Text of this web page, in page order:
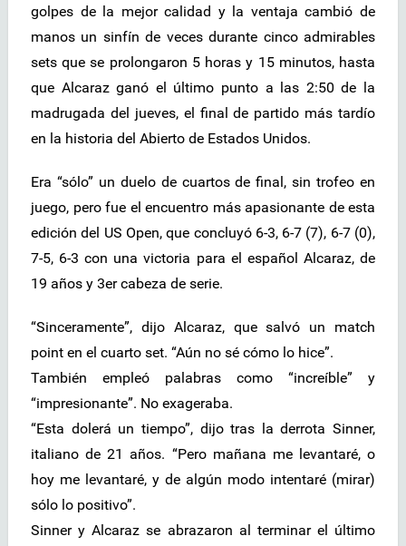
golpes de la mejor calidad y la ventaja cambió de
manos un sinfín de veces durante cinco admirables
sets que se prolongaron 5 horas y 15 minutos, hasta
que Alcaraz ganó el último punto a las 2:50 de la
madrugada del jueves, el final de partido más tardío
en la historia del Abierto de Estados Unidos.
Era “sólo” un duelo de cuartos de final, sin trofeo en
juego, pero fue el encuentro más apasionante de esta
edición del US Open, que concluyó 6-3, 6-7 (7), 6-7 (0),
7-5, 6-3 con una victoria para el español Alcaraz, de
19 años y 3er cabeza de serie.
“Sinceramente”, dijo Alcaraz, que salvó un match
point en el cuarto set. “Aún no sé cómo lo hice”.
También empleó palabras como “increíble” y
“impresionante”. No exageraba.
“Esta dolerá un tiempo”, dijo tras la derrota Sinner,
italiano de 21 años. “Pero mañana me levantaré, o
hoy me levantaré, y de algún modo intentaré (mirar)
sólo lo positivo”.
Sinner y Alcaraz se abrazaron al terminar el último